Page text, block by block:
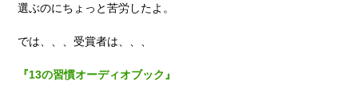
選ぶのにちょっと苦労したよ。
では、、、受賞者は、、、
『13の習慣オーディオブック』